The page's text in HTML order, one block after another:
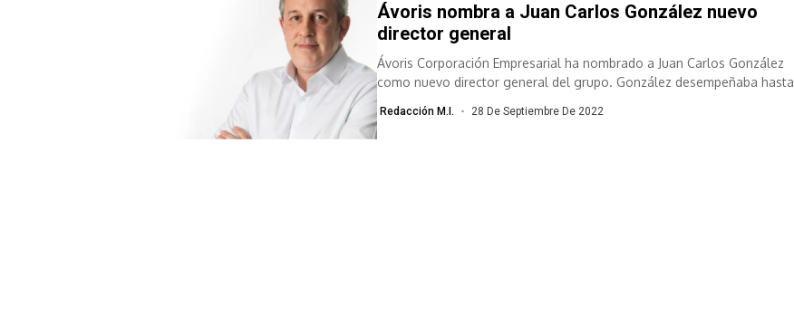
Ávoris nombra a Juan Carlos González nuevo
director general
Ávoris Corporación Empresarial ha nombrado a Juan Carlos González
como nuevo director general del grupo. González desempeñaba hasta
Redacción M.I. 28 De Septiembre De 2022